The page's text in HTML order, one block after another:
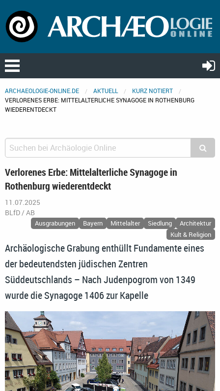
ARCHAEOLOGIE-ONLINE.DE AKTUELL
KURZ NOTIERT
VERLORENES ERBE: MITTELALTERLICHE SYNAGOGE IN ROTHENBURG
WIEDERENTDECKT
Verlorenes Erbe: Mittelalterliche Synagoge in
Rothenburg wiederentdeckt
11.07.2025
BLfD / AB
Ausgrabungen Bayern Mittelalter Siedlung
Architektur
Kult & Religion
Archäologische Grabung enthüllt Fundamente eines
der bedeutendsten jüdischen Zentren
Süddeutschlands – Nach Judenpogrom von 1349
wurde die Synagoge 1406 zur Kapelle